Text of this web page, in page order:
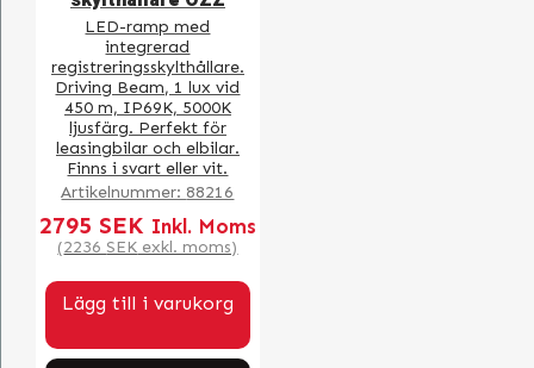
LED-ramp med
integrerad
registreringsskylthållare.
Driving Beam, 1 lux vid
450 m, IP69K, 5000K
ljusfärg. Perfekt för
leasingbilar och elbilar.
Finns i svart eller vit.
Artikelnummer: 88216
2795 SEK Inkl. Moms
(2236 SEK exkl. moms)
Lägg till i varukorg